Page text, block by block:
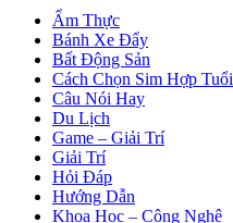
Ẩm Thực
Bánh Xe Đẩy
Bất Động Sản
Cách Chọn Sim Hợp Tuổi
Câu Nói Hay
Du Lịch
Game – Giải Trí
Giải Trí
Hỏi Đáp
Hướng Dẫn
Khoa Học – Công Nghệ